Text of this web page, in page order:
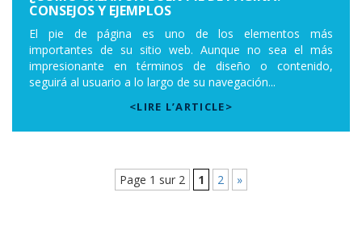
CONSEJOS Y EJEMPLOS
El pie de página es uno de los elementos más
importantes de su sitio web. Aunque no sea el más
impresionante en términos de diseño o contenido,
seguirá al usuario a lo largo de su navegación...
<LIRE L’ARTICLE>
Page 1 sur 2 1 2 »